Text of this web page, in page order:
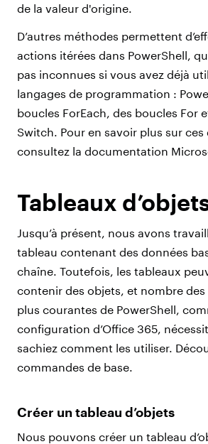
de la valeur d'origine.
D’autres méthodes permettent
actions itérées dans PowerShell,
pas inconnues si vous avez déjà
langages de programmation :
boucles ForEach, des boucles For
Switch. Pour en savoir plus sur ces
consultez la documentation
Tableaux
Jusqu’à présent, nous avons
tableau contenant des données
chaîne. Toutefois, les tableaux
contenir des objets, et nombre
plus courantes de PowerShell,
configuration d’Office 365,
sachiez comment les utiliser.
commandes de base.
Créer un tableau d’objets
Nous pouvons créer un tableau